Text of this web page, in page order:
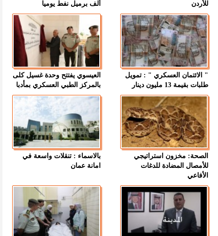
للأردن ألف برميل نفط يوميا
" الائتمان العسكري " : تمويل
طلبات بقيمة 13 مليون دينار
العيسوي يفتتح وحدة غسيل كلى
بالمركز الطبي العسكري بمأدبا
الصحة: مخزون استراتيجي
للأمصال المضادة للدغات
الأفاعي
بالاسماء : تنقلات واسعة في
امانة عمان